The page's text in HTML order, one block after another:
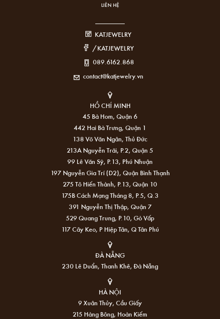
LIÊN HỆ
KATJEWELRY
/KATJEWELRY
089.6162.868
contact@katjewelry.vn
HỒ CHÍ MINH
45 Bà Hom, Quận 6
442 Hai Bà Trưng, Quận 1
138 Võ Văn Ngân, Thủ Đức
213A Nguyễn Trãi, P.2, Quận 5
99 Lê Văn Sỹ, P.13, Phú Nhuận
197 Nguyễn Gia Trí (D2), Quận Bình Thạnh
275 Tô Hiến Thành, P.13, Quận 10
175B Cách Mạng Tháng 8, P.5, Q.3
391 Nguyễn Thị Thập, Quận 7
529 Quang Trung, P.10, Gò Vấp
117 Cây Keo, P Hiệp Tân, Q Tân Phú
ĐÀ NẴNG
230 Lê Duẩn, Thanh Khê, Đà Nẵng
HÀ NỘI
9 Xuân Thủy, Cầu Giấy
215 Hàng Bông, Hoàn Kiếm